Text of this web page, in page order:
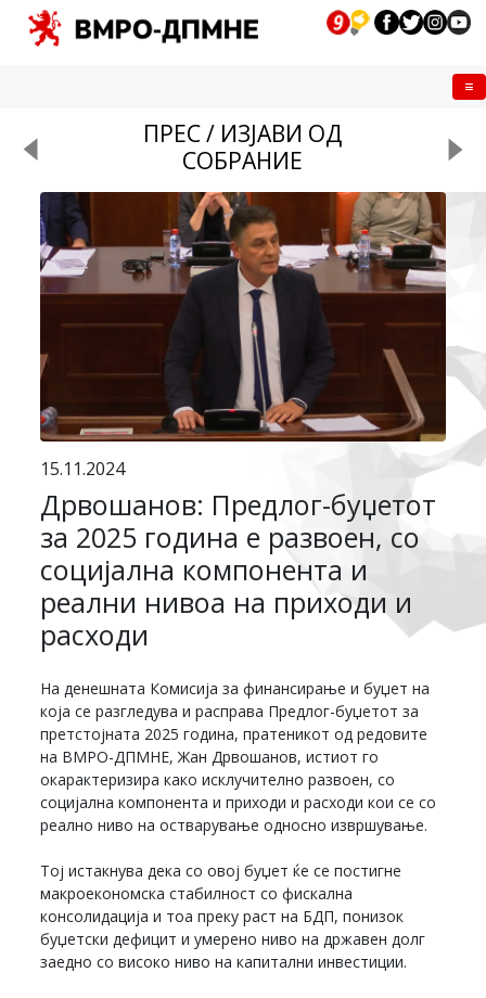
ПРЕС / ИЗЈАВИ ОД
СОБРАНИЕ
15.11.2024
Дрвошанов: Предлог-буџетот
за 2025 година е развоен, со
социјална компонента и
реални нивоа на приходи и
расходи
На денешната Комисија за финансирање и буџет на
која се разгледува и расправа Предлог-буџетот за
претстојната 2025 година, пратеникот од редовите
на ВМРО-ДПМНЕ, Жан Дрвошанов, истиот го
окарактеризира како исклучително развоен, со
социјална компонента и приходи и расходи кои се со
реално ниво на остварување односно извршување.
Тој истакнува дека со овој буџет ќе се постигне
макроекономска стабилност со фискална
консолидација и тоа преку раст на БДП, понизок
буџетски дефицит и умерено ниво на државен долг
заедно со високо ниво на капитални инвестиции.